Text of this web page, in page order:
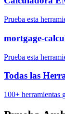
Prueba esta
mortgage-
Prueba esta
Todas las
100+ herramientas